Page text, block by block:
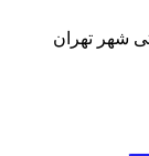
شهر تهران